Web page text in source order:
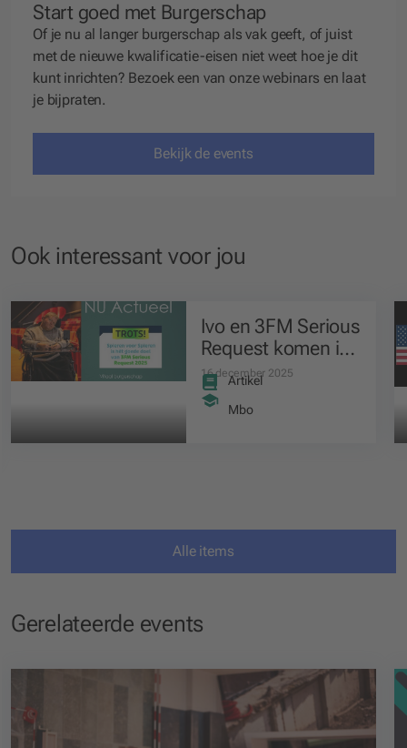
Start goed met Burgerschap
Of je nu al langer burgerschap als vak geeft, of juist
met de nieuwe kwalificatie-eisen niet weet hoe je dit
kunt inrichten? Bezoek een van onze webinars en laat
je bijpraten.
Bekijk de events
Ook interessant voor jou
Ivo en 3FM Serious
Request komen in
actie voor Spieren
voor Spieren
16 december 2025
Artikel
Mbo
Alle items
Gerelateerde events